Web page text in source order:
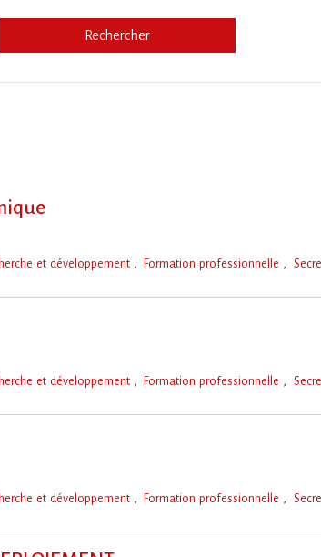
Rechercher
et développement Formation professionnelle
et développement Formation professionnelle
et développement Formation professionnelle